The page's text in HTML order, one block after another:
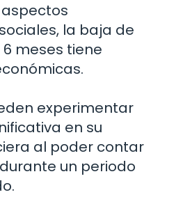
la baja de
meses tiene
experimentar
en su
al poder contar
un periodo